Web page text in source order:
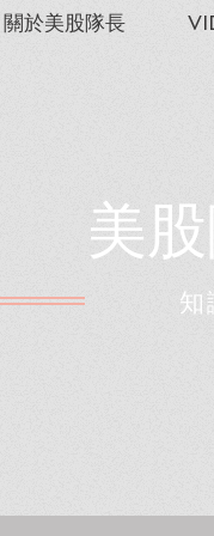
關於美股隊長
美
知